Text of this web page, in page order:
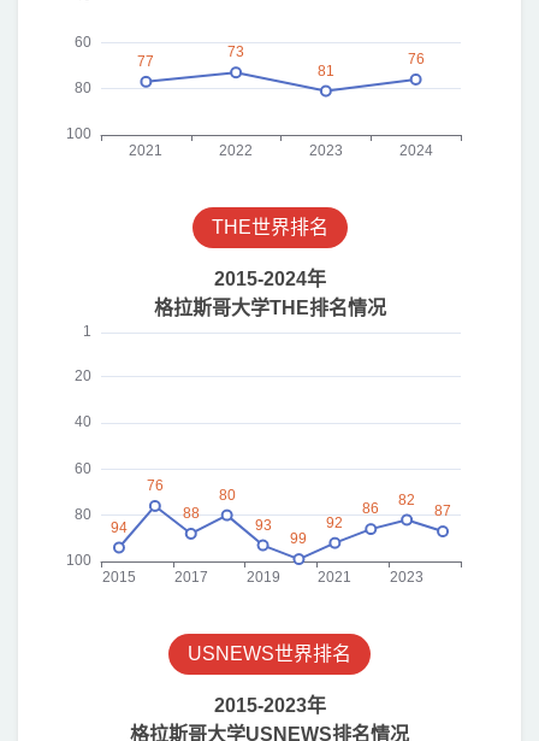
THE世界排名
USNEWS世界排名